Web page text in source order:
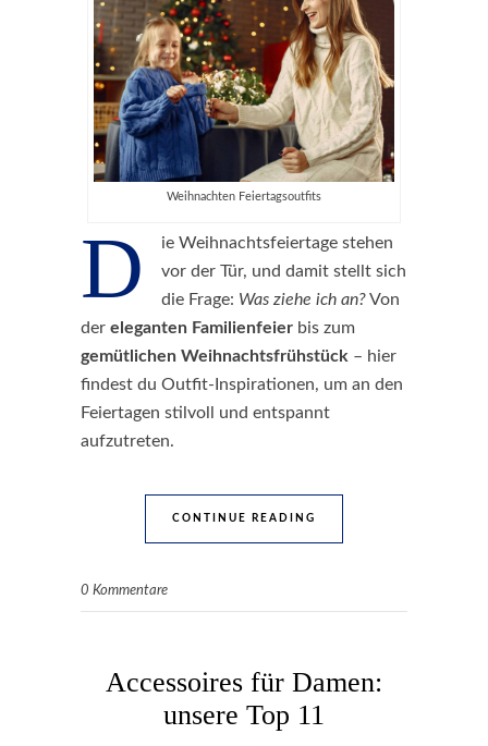
Weihnachten Feiertagsoutfits
D
ie Weihnachtsfeiertage stehen
vor der Tür, und damit stellt sich
die Frage: Was ziehe ich an?Von
der eleganten Familienfeier bis zum
gemütlichen Weihnachtsfrühstück – hier
findest du Outfit-Inspirationen, um an den
Feiertagen stilvoll und entspannt
aufzutreten.
CONTINUE READING
0 Kommentare
Accessoires für Damen:
unsere Top 11